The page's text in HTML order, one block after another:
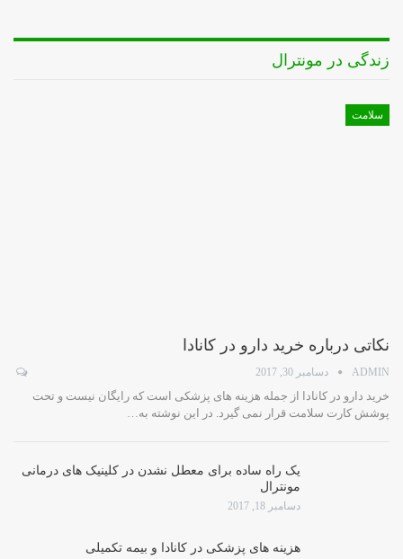
زندگی در مونترال
سلامت
نکاتی درباره خرید دارو در کانادا
ADMIN دسامبر 30, 2017
خرید دارو در کانادا از جمله هزینه های پزشکی است که رایگان نیست و تحت
پوشش کارت سلامت قرار نمی گیرد. در این نوشته به…
یک راه ساده برای معطل نشدن در کلینیک های درمانی
مونترال
دسامبر 18, 2017
هزینه های پزشکی در کانادا و بیمه تکمیلی